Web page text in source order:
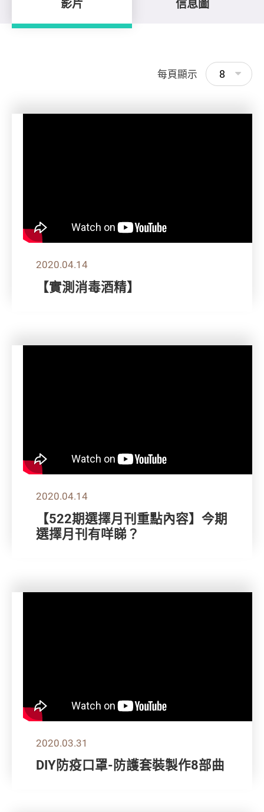
影片 信息圖
每頁顯示 8
2020.04.14
【實測消毒酒精】
2020.04.14
【522期選擇月刊重點內容】今期
選擇月刊有咩睇？
2020.03.31
DIY防疫口罩-防護套裝製作8部曲